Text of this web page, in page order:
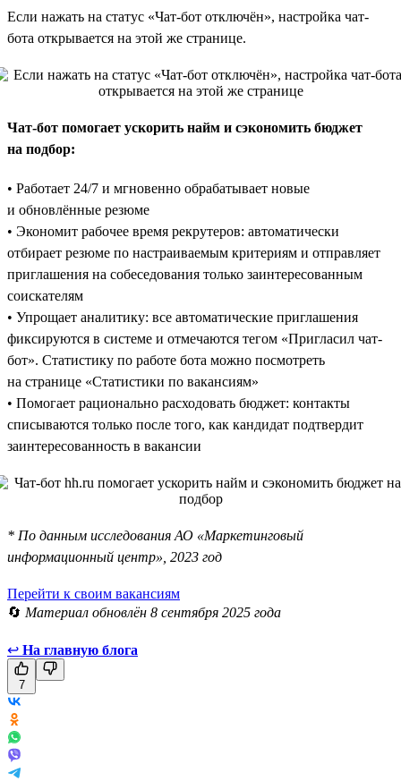
Если нажать на статус «Чат-бот отключён», настройка чат-
бота открывается на этой же странице.
Чат-бот помогает ускорить найм и сэкономить бюджет
на подбор:
• Работает 24/7 и мгновенно обрабатывает новые
и обновлённые резюме
• Экономит рабочее время рекрутеров: автоматически
отбирает резюме по настраиваемым критериям и отправляет
приглашения на собеседования только заинтересованным
соискателям
• Упрощает аналитику: все автоматические приглашения
фиксируются в системе и отмечаются тегом «Пригласил чат-
бот». Статистику по работе бота можно посмотреть
на странице «Статистики по вакансиям»
• Помогает рационально расходовать бюджет: контакты
списываются только после того, как кандидат подтвердит
заинтересованность в вакансии
* По данным исследования АО «Маркетинговый
информационный центр», 2023 год
Перейти к своим вакансиям
🔄 Материал обновлён 8 сентября 2025 года
↩ На главную блога
7